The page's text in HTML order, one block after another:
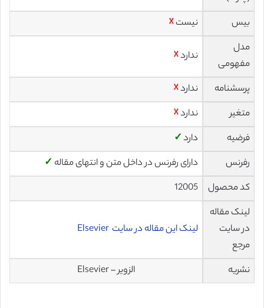
بیس
نیست☓
مدل
مفهومی
ندارد☓
پرسشنامه ندارد☓
متغیر
ندارد☓
فرضیه
دارد✓
رفرنس
دارای رفرنس در داخل متن و انتهای مقاله ✓
کد محصول
12005
لینک مقاله
در سایت
مرجع
لینک این مقاله در سایت Elsevier
نشریه الزویر – Elsevier